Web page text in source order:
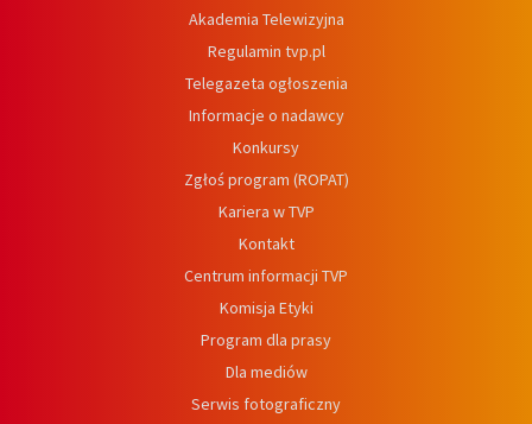
Akademia Telewizyjna
Regulamin tvp.pl
Telegazeta ogłoszenia
Informacje o nadawcy
Konkursy
Zgłoś program (ROPAT)
Kariera w TVP
Kontakt
Centrum informacji TVP
Komisja Etyki
Program dla prasy
Dla mediów
Serwis fotograficzny